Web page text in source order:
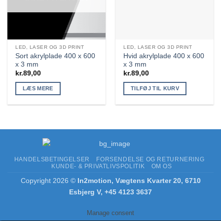
LED, LASER OG 3D PRINT
Sort akrylplade 400 x 600
x 3 mm
kr.89,00
LÆS MERE
LED, LASER OG 3D PRINT
Hvid akrylplade 400 x 600
x 3 mm
kr.89,00
TILFØJ TIL KURV
HANDELSBETINGELSER
FORSENDELSE OG RETURNERING
KUNDE- & PRIVATLIVSPOLITIK
OM OS
Copyright 2026 © In2motion, Vægtens Kvarter 20, 6710
Esbjerg V, +45 4123 3637
Manage consent